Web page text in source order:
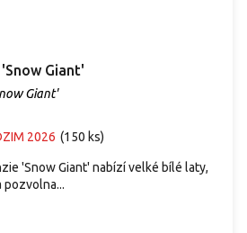
Giant'
Giant'
2026 (150 ks)
'Snow Giant' nabízí velké bílé laty,
pozvolna...